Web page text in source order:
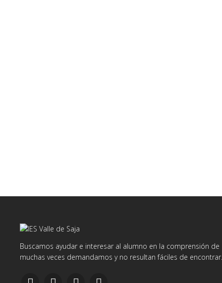
Buscamos ayudar e interesar al alumno en la comprensión
muchas veces demandamos y no resultan fáciles de encontrar.